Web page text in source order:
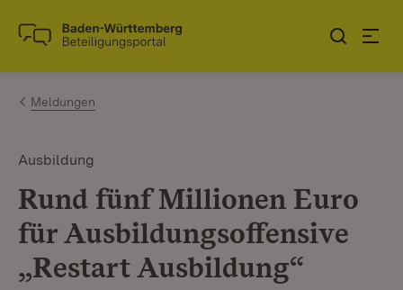
Zum Inhalt springen
Link zur Startseite
Meldungen
Ausbildung
Rund fünf Millionen Euro
für Ausbildungsoffensive
„Restart Ausbildung“